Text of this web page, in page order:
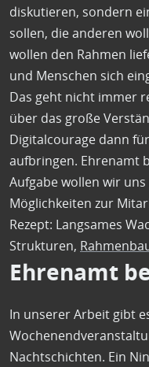
diskutieren, sondern
sollen, die anderen
wollen den Rahmen
und Menschen sich
Das geht nicht immer
über das große
Digitalcourage dann
aufbringen. Ehrenamt
Aufgabe wollen wir
Möglichkeiten zur
Rezept: Langsames
Strukturen,
Ehrenamt
In unserer Arbeit gibt
Nachtschichten. Ein